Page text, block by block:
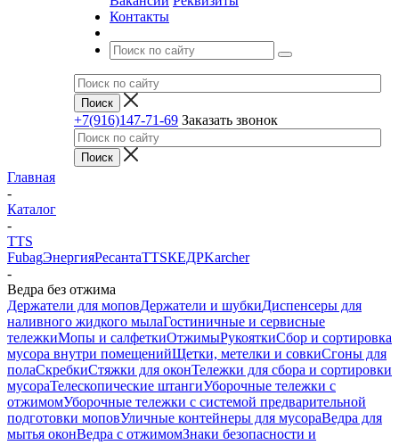
Контакты
+7(916)147-71-69 Заказать звонок
Главная
-
Каталог
-
TTS
FubagЭнергияРесантаTTSКЕДРKarcher
-
Ведра без отжима
Держатели для моповДержатели и шубкиДиспенсеры для
наливного жидкого мылаГостиничные и сервисные
тележкиМопы и салфеткиОтжимыРукояткиСбор и сортировка
мусора внутри помещенийЩетки, метелки и совкиСгоны для
полаСкребкиСтяжки для оконТележки для сбора и сортировки
мусораТелескопические штангиУборочные тележки с
отжимомУборочные тележки с системой предварительной
подготовки моповУличные контейнеры для мусораВедра для
мытья оконВедра с отжимомЗнаки безопасности и